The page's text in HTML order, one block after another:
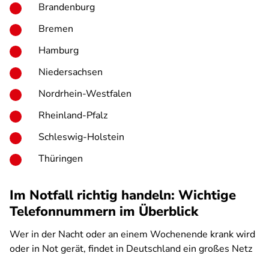
Brandenburg
Bremen
Hamburg
Niedersachsen
Nordrhein-Westfalen
Rheinland-Pfalz
Schleswig-Holstein
Thüringen
Im Notfall richtig handeln: Wichtige
Telefonnummern im Überblick
Wer in der Nacht oder an einem Wochenende krank wird
oder in Not gerät, findet in Deutschland ein großes Netz